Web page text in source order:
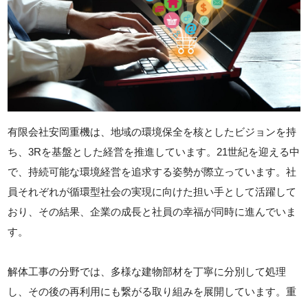
有限会社安岡重機は、地域の環境保全を核としたビジョンを持
ち、3Rを基盤とした経営を推進しています。21世紀を迎える中
で、持続可能な環境経営を追求する姿勢が際立っています。社
員それぞれが循環型社会の実現に向けた担い手として活躍して
おり、その結果、企業の成長と社員の幸福が同時に進んでいま
す。
解体工事の分野では、多様な建物部材を丁寧に分別して処理
し、その後の再利用にも繋がる取り組みを展開しています。重